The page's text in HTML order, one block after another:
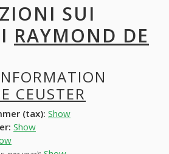
SUI
RAYMOND DE
CEUSTER
(tax): Show
Show